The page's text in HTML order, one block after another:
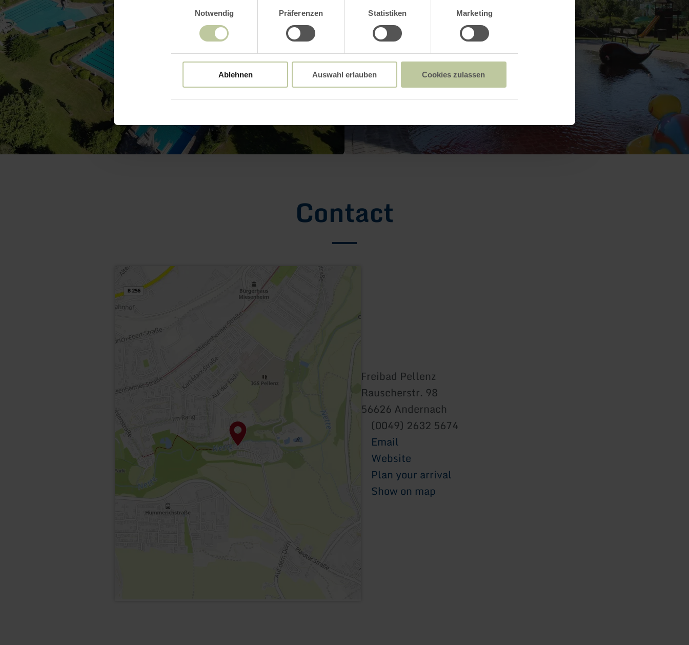
Notwendig
Präferenzen Statistiken Marketing
Ablehnen Auswahl erlauben Cookies zulassen
Contact
Freibad Pellenz
Rauscherstr. 98
56626 Andernach
(0049) 2632 5674
Email
Website
Plan your arrival
Show on map